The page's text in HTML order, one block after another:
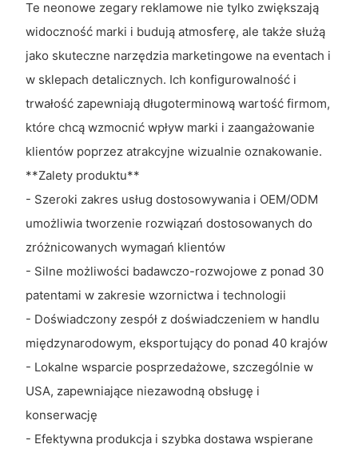
Te neonowe zegary reklamowe nie tylko zwiększają
widoczność marki i budują atmosferę, ale także służą
jako skuteczne narzędzia marketingowe na eventach i
w sklepach detalicznych. Ich konfigurowalność i
trwałość zapewniają długoterminową wartość firmom,
które chcą wzmocnić wpływ marki i zaangażowanie
klientów poprzez atrakcyjne wizualnie oznakowanie.
**Zalety produktu**
- Szeroki zakres usług dostosowywania i OEM/ODM
umożliwia tworzenie rozwiązań dostosowanych do
zróżnicowanych wymagań klientów
- Silne możliwości badawczo-rozwojowe z ponad 30
patentami w zakresie wzornictwa i technologii
- Doświadczony zespół z doświadczeniem w handlu
międzynarodowym, eksportujący do ponad 40 krajów
- Lokalne wsparcie posprzedażowe, szczególnie w
USA, zapewniające niezawodną obsługę i
konserwację
- Efektywna produkcja i szybka dostawa wspierane